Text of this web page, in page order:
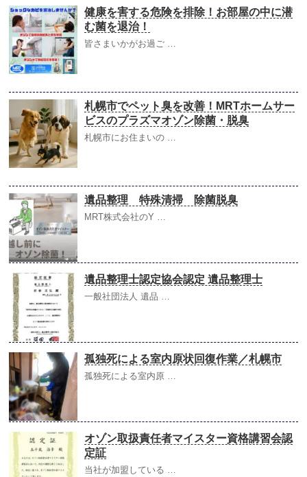
健康を害する危険を排除！お部屋の中に潜
む菌を退治！
皆さまいかがお過ご …
札幌市でペット臭を改善！MRTホームサー
ビスのプラズマオゾン除菌・脱臭
札幌市にお住まいの …
遺品整理 特殊清掃 除菌脱臭
MRT株式会社のY …
遺品整理士認定協会認定 遺品整理士
一般社団法人 遺品 …
孤独死による室内原状回復作業／札幌市
孤独死による室内原 …
オゾン取扱責任者マイスター資格講習会認
定証
当社が加盟している …